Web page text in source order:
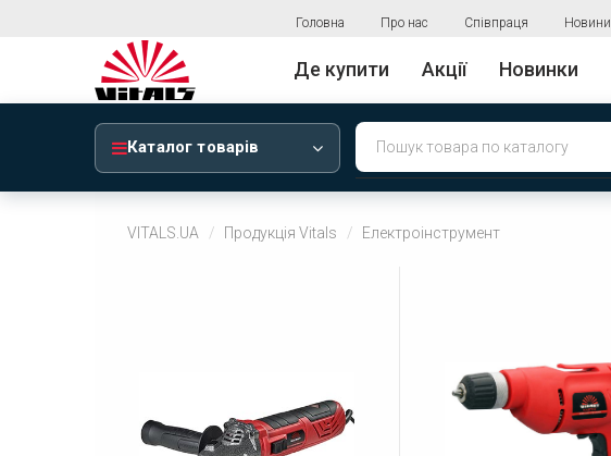
Головна Про нас Співпраця Новини
Де купити Акції Новинки
Каталог товарів
VITALS.UA Продукція Vitals Електроінструмент